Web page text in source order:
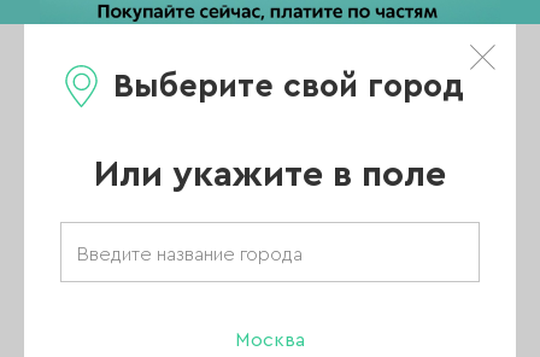
Выберите свой город
Или укажите в поле
Москва
Каталог
Главная/
Каталог/
Опция гели/